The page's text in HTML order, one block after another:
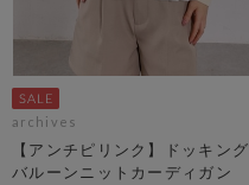
archives
【アンチピリンク】ドッキング
バルーンニットカーディガン